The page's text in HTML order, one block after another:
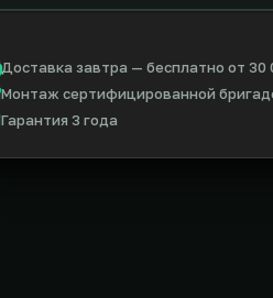
Доставка завтра — бесплатно от 30
Монтаж сертифицированной
Гарантия 3 года